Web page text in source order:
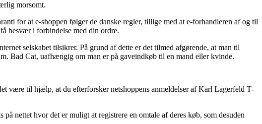
morsomt.
for at e-shoppen følger de danske regler, tillige med at e-forhandleren af og til
besvær i forbindelse med din ordre.
selskabet tilsikrer. På grund af dette er det tilmed afgørende, at man til
Bad Cat, uafhængig om man er på gaveindkøb til en mand eller kvinde.
være til hjælp, at du efterforsker netshoppens anmeldelser af Karl Lagerfeld T-
nettet hvor det er muligt at registrere en omtale af deres køb, som desuden